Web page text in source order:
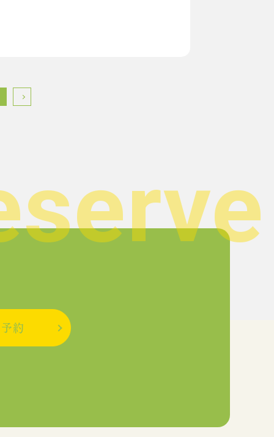
約